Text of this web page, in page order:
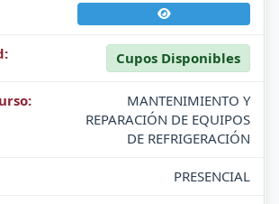
Cupos Disponibles
MANTENIMIENTO Y
REPARACIÓN DE EQUIPOS
DE REFRIGERACIÓN
PRESENCIAL